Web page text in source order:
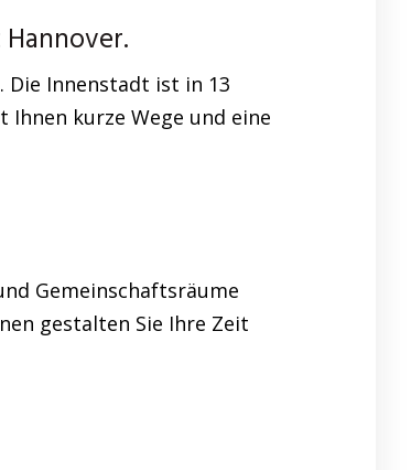
Die Innenstadt ist in 13
kurze Wege und eine
Gemeinschaftsräume
gestalten Sie Ihre Zeit